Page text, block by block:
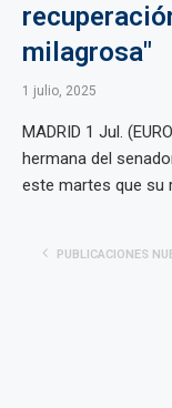
milagrosa"
1 julio, 2025
MADRID 1 Jul.
hermana del
este martes que su
PUBLICACIONES